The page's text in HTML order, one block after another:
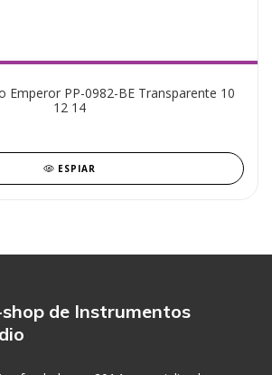
Emperor PP-0982-BE Transparente 10
12 14
ESPIAR
shop de Instrumentos